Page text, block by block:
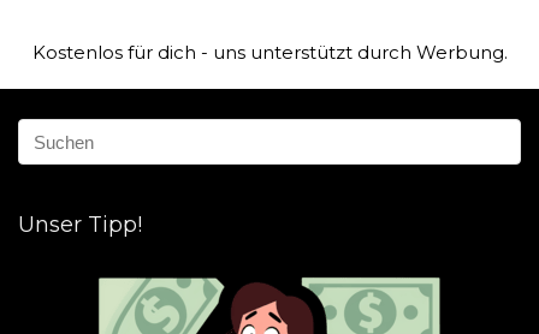
Kostenlos für dich - uns unterstützt durch Werbung.
Unser Tipp!